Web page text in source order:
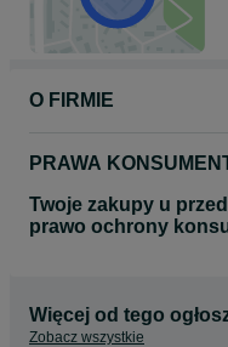
Lokalizacja firmy 73-150
Dostawa na cały kraj 210
Cena Netto 1600 + VAT
nagraniem urządzenia
https://youtube.com/
O FIRMIE
PRAWA
Twoje zakupy u
prawo ochrony
Więcej od tego
Zobacz wszystkie